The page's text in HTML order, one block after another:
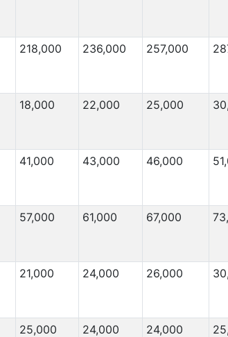
218,000 236,000 257,000
18,000 22,000 25,000
41,000 43,000 46,000
57,000 61,000 67,000
21,000 24,000 26,000
25,000 24,000 24,000